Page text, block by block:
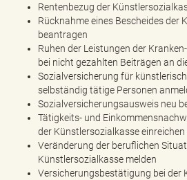
Rentenbezug der
Rücknahme eines Bescheides der
beantragen
Ruhen der Leistungen der
bei nicht gezahlten Beiträgen an
Sozialversicherung für
selbständig tätige Personen
Sozialversicherungsausweis neu
Tätigkeits- und
der Künstlersozialkasse einreichen
Veränderung der beruflichen
Künstlersozialkasse melden
Versicherungsbestätigung bei der